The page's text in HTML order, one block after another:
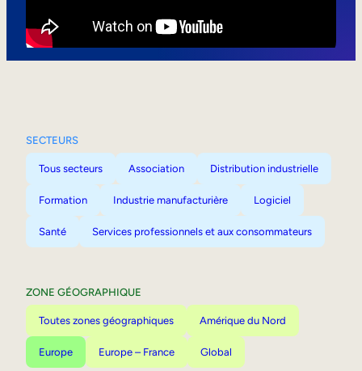
SECTEURS
Tous secteurs Association Distribution industrielle
Formation Industrie manufacturière Logiciel
Santé Services professionnels et aux consommateurs
ZONE GÉOGRAPHIQUE
Toutes zones géographiques Amérique du Nord
Europe Europe – France Global